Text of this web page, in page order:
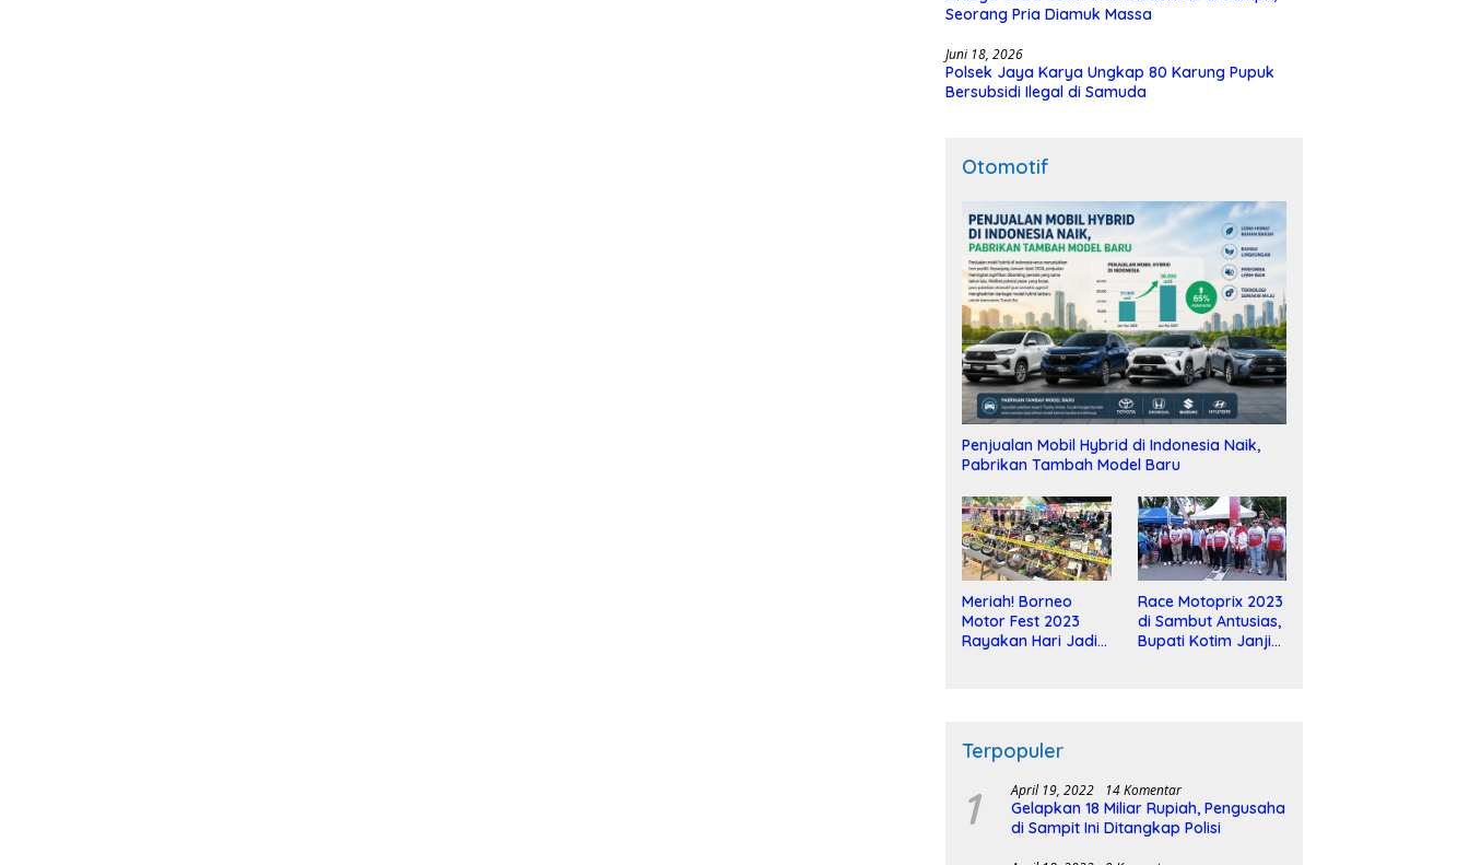
Seorang Pria Diamuk Massa
Juni 18, 2026
Polsek Jaya Karya Ungkap 80 Karung Pupuk
Bersubsidi Ilegal di Samuda
Otomotif
Penjualan Mobil Hybrid di Indonesia Naik,
Pabrikan Tambah Model Baru
Meriah! Borneo
Motor Fest 2023
Rayakan Hari Jadi
Race Motoprix 2023
di Sambut Antusias,
Bupati Kotim Janji
Terpopuler
1 April 19, 2022 14 Komentar
Gelapkan 18 Miliar Rupiah, Pengusaha
di Sampit Ini Ditangkap Polisi